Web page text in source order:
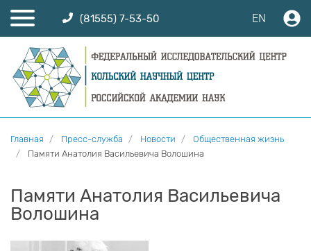
(81555) 7-53-50 EN
Главная Пресс-служба Новости
Общественная жизнь
Памяти Анатолия Васильевича Волошина
Памяти Анатолия Васильевича
Волошина